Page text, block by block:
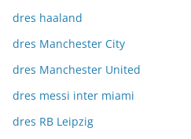
dres haaland
dres Manchester City
dres Manchester United
dres messi inter miami
dres RB Leipzig